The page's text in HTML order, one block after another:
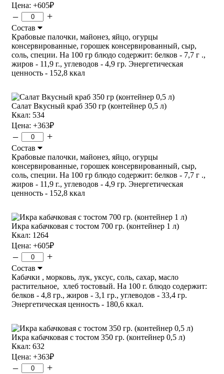
Цена: +605₽
– +
Состав
Крабовые палочки, майонез, яйцо, огурцы
консервированные, горошек консервированный, сыр,
соль, специи. На 100 гр блюдо содержит: белков - 7,7 г .,
жиров - 11,9 г., углеводов - 4,9 гр. Энергетическая
ценность - 152,8 ккал
Салат Вкусный краб 350 гр (контейнер 0,5 л)
Ккал: 534
Цена: +363₽
– +
Состав
Крабовые палочки, майонез, яйцо, огурцы
консервированные, горошек консервированный, сыр,
соль, специи. На 100 гр блюдо содержит: белков - 7,7 г .,
жиров - 11,9 г., углеводов - 4,9 гр. Энергетическая
ценность - 152,8 ккал
Икра кабачковая с тостом 700 гр. (контейнер 1 л)
Ккал: 1264
Цена: +605₽
– +
Состав
Кабачки , морковь, лук, уксус, соль, сахар, масло
растительное, хлеб тостовый. На 100 г. блюдо содержит:
белков - 4,8 гр., жиров - 3,1 гр., углеводов - 33,4 гр.
Энергетическая ценность - 180,6 ккал.
Икра кабачковая с тостом 350 гр. (контейнер 0,5 л)
Ккал: 632
Цена: +363₽
– +